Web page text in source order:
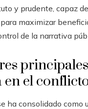
y prudente, capaz
maximizar
de la narrativa
en el
ha consolidado como